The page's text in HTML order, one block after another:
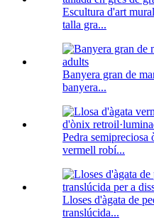
Escultura d'art
talla gra...
Banyera gran de
banyera...
Pedra
vermell robí...
Lloses d'àgata de
translúcida...